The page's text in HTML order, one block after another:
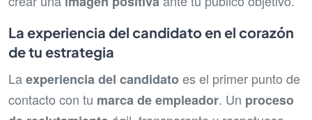
La experiencia del candidato en el corazón
de tu estrategia
Laexperiencia del candidatoes el primer punto de
contacto con tu marca de empleador. Un proceso